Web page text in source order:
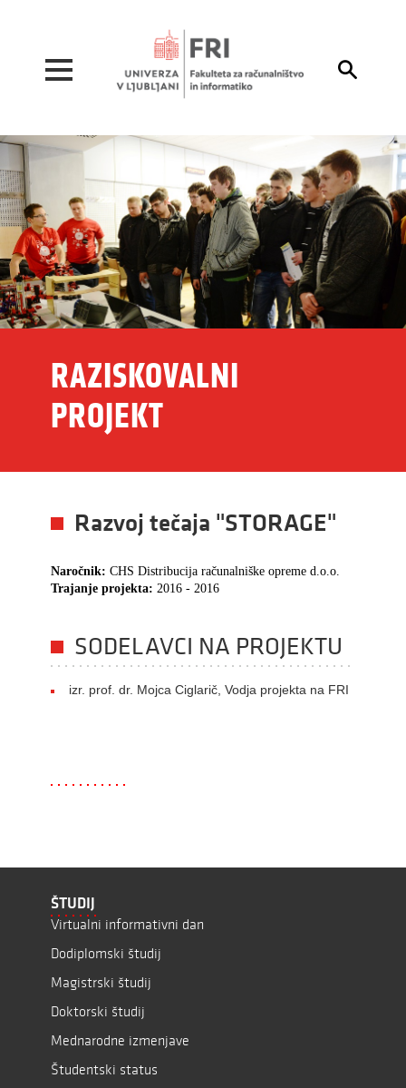

RAZISKOVALNI
PROJEKT
Razvoj tečaja "STORAGE"
Naročnik: CHS Distribucija računalniške opreme d.o.o.
Trajanje projekta: 2016 - 2016
SODELAVCI NA PROJEKTU
izr. prof. dr. Mojca Ciglarič, Vodja projekta na FRI
ŠTUDIJ
Virtualni informativni dan
Dodiplomski študij
Magistrski študij
Doktorski študij
Mednarodne izmenjave
Študentski status